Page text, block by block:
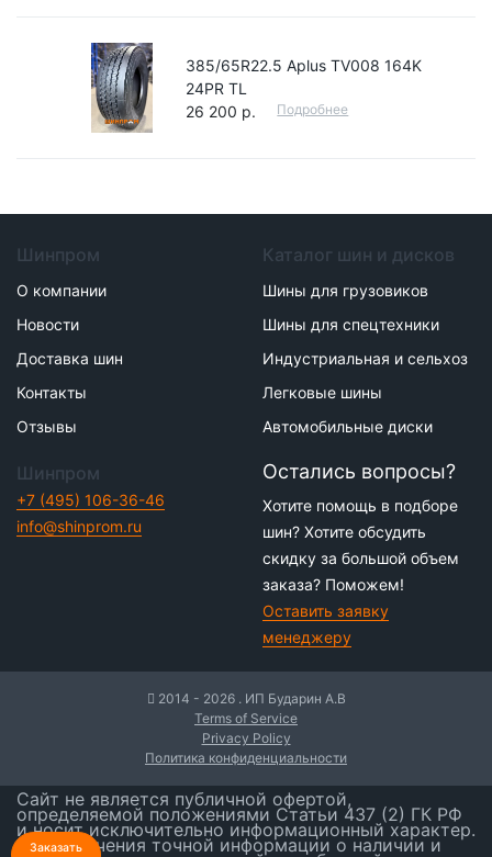
Заказать
385/65R22.5 Aplus TV008 164K
24PR TL
26 200 р.
Подробнее
Шинпром
О компании
Новости
Доставка шин
Контакты
Отзывы
Каталог шин и дисков
Шины для грузовиков
Шины для спецтехники
Индустриальная и сельхоз
Легковые шины
Автомобильные диски
Шинпром
+7 (495) 106-36-46
info@shinprom.ru
Остались вопросы?
Хотите помощь в подборе
шин? Хотите обсудить
скидку за большой объем
заказа? Поможем!
Оставить заявку
менеджеру
2014 - 2026 . ИП Бударин А.В
Terms of Service
Privacy Policy
Политика конфиденциальности
Сайт не является публичной офертой,
определяемой положениями Статьи 437 (2) ГК РФ
и носит исключительно информационный характер.
Для получения точной информации о наличии и